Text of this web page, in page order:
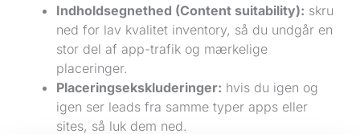
Indholdsegnethed (Content suitability): skru
ned for lav kvalitet inventory, så du undgår en
stor del af app-trafik og mærkelige
placeringer.
Placeringsekskluderinger: hvis du igen og
igen ser leads fra samme typer apps eller
sites, så luk dem ned.